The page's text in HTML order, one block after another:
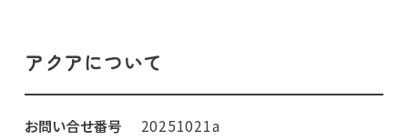
アクアについて
お問い合せ番号
20251021a